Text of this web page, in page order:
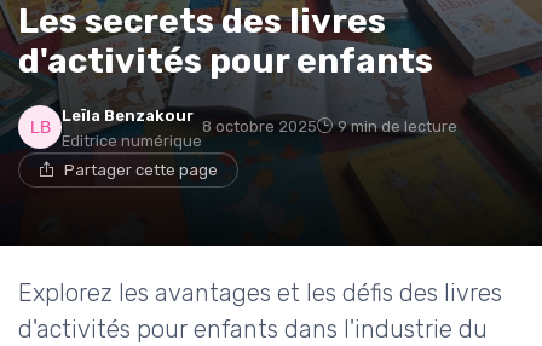
Les secrets des livres
d'activités pour enfants
Leïla Benzakour
Editrice numérique
8 octobre 2025 9 min de lecture
Partager cette page
Explorez les avantages et les défis des livres
d'activités pour enfants dans l'industrie du